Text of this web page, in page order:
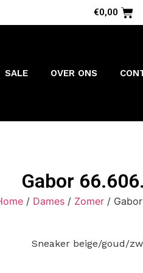
€0,00
SALE OVER ONS
Gabor
/ Dames / Zomer /
Sneaker beige/goud/